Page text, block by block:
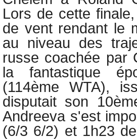
Lors de cette
de vent rendant le
au niveau des
russe coachée par
la fantastique
(114ème WTA),
disputait son
Andreeva s'est
(6/3 6/2) et 1h23